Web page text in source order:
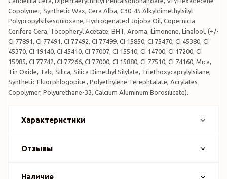
Copolymer, Synthetic Wax, Cera Alba, C30-45 Alkyldimethylsilyl
Polypropylsilsesquioxane, Hydrogenated Jojoba Oil, Copernicia
Cerifera Cera, Tocopheryl Acetate, BHT, Aroma, Limonene, Linalool, (+/-
CI 77891, CI 77491, CI 77492, CI 77499, CI 15850, CI 75470, CI 45380, CI
45370, CI 19140, CI 45410, CI 77007, CI 15510, CI 14700, CI 17200, CI
15985, CI 77742, CI 77266, CI 77000, CI 15880, CI 77510, CI 74160, Mica,
Tin Oxide, Talc, Silica, Silica Dimethyl Silylate, Triethoxycaprylylsilane,
Synthetic Fluorphlogopite , Polyethylene Terephtalate, Acrylates
Copolymer, Polyurethane-33, Calcium Aluminum Borosilicate).
Характеристики
Отзывы
Наличие